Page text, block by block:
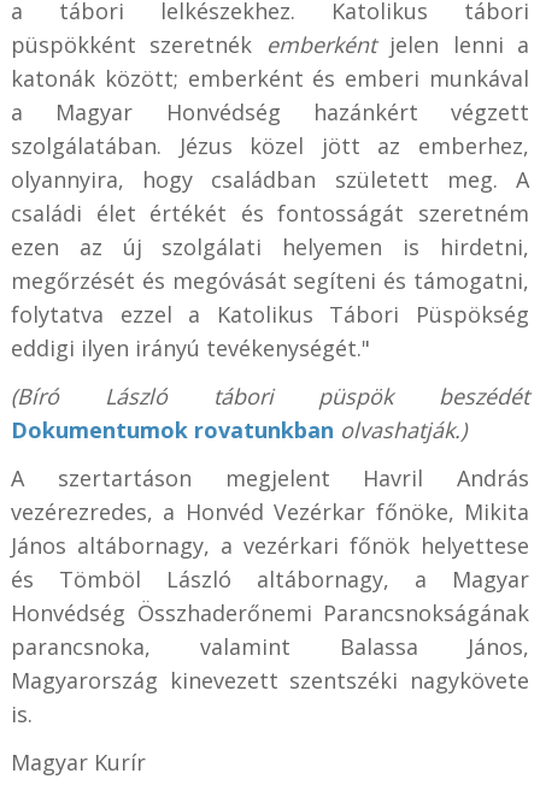
a tábori lelkészekhez. Katolikus tábori
püspökként szeretnék emberkéntjelen lenni a
katonák között; emberként és emberi munkával
a Magyar Honvédség hazánkért végzett
szolgálatában. Jézus közel jött az emberhez,
olyannyira, hogy családban született meg. A
családi élet értékét és fontosságát szeretném
ezen az új szolgálati helyemen is hirdetni,
megőrzését és megóvását segíteni és támogatni,
folytatva ezzel a Katolikus Tábori Püspökség
eddigi ilyen irányú tevékenységét."
(Bíró László tábori püspök beszédét
Dokumentumok rovatunkban olvashatják.)
A szertartáson megjelent Havril András
vezérezredes, a Honvéd Vezérkar főnöke, Mikita
János altábornagy, a vezérkari főnök helyettese
és Tömböl László altábornagy, a Magyar
Honvédség Összhaderőnemi Parancsnokságának
parancsnoka, valamint Balassa János,
Magyarország kinevezett szentszéki nagykövete
is.
Magyar Kurír